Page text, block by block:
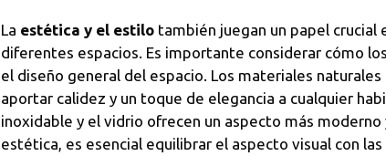
La estética y el estilo también juegan un papel crucial
diferentes espacios. Es importante considerar cómo
el diseño general del espacio. Los materiales
aportar calidez y un toque de elegancia a cualquier
inoxidable y el vidrio ofrecen un aspecto más
estética, es esencial equilibrar el aspecto visual con